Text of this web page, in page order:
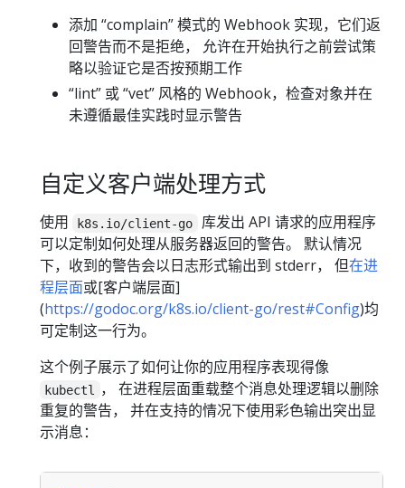
添加 “complain” 模式的 Webhook 实现，它们返
回警告而不是拒绝， 允许在开始执行之前尝试策
略以验证它是否按预期工作
“lint” 或 “vet” 风格的 Webhook，检查对象并在
未遵循最佳实践时显示警告
自定义客户端处理方式
使用 k8s.io/client-go
库发出 API 请求的应用程序
可以定制如何处理从服务器返回的警告。 默认情况
下，收到的警告会以日志形式输出到 stderr， 但在进
程层面或[客户端层面]
(https://godoc.org/k8s.io/client-go/rest#Config)均
可定制这一行为。
这个例子展示了如何让你的应用程序表现得像
kubectl
， 在进程层面重载整个消息处理逻辑以删除
重复的警告， 并在支持的情况下使用彩色输出突出显
示消息：